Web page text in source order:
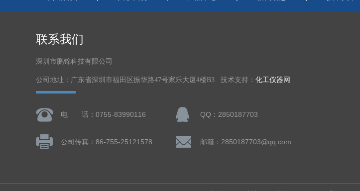
联系我们
深圳市鹏锦科技有限公司
公司地址：广东省深圳市福田区振华路47号家乐大厦4楼B3 技术支持： 化工仪器网
电 话：0755-83990116 QQ：2850187703
公司传真：86-755-25121578 邮箱：2850187703@qq.com